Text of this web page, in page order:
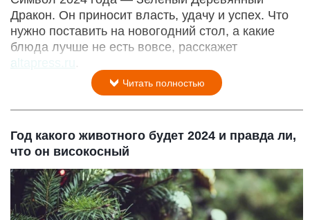
Дракон. Он приносит власть, удачу и успех. Что
нужно поставить на новогодний стол, а какие
блюда лучше не есть вовсе, расскажет
altapress.ru
Читать полностью
Год какого животного будет 2024 и правда ли,
что он високосный